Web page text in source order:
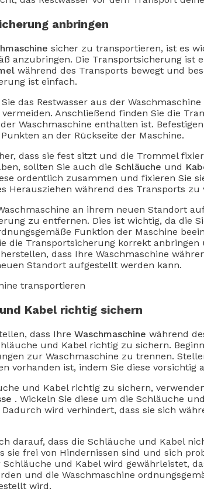
anbringen
sicher zu transportieren, ist es
anzubringen. Die Transportsicherung ist
während des Transports bewegt und
ist einfach.
das Restwasser aus der
Anschließend finden Sie die
Waschmaschine enthalten ist.
an der Rückseite der Maschine.
dass sie fest sitzt und die Trommel
sollten Sie auch die Schläuche und
ordentlich zusammen und fixieren Sie
Herausziehen während des Transports zu
an ihrem neuen Standort
zu entfernen. Dies ist wichtig, da die
Funktion der Maschine
die Transportsicherung korrekt
dass Ihre Waschmaschine
Standort aufgestellt werden kann.
Kabel richtig sichern
dass Ihre Waschmaschine während
und Kabel richtig zu sichern.
zur Waschmaschine zu trennen.
vorhanden ist, indem Sie diese vorsichtig
und Kabel richtig zu sichern,
. Wickeln Sie diese um die Schläuche
wird verhindert, dass sie sich
darauf, dass die Schläuche und Kabel
sie frei von Hindernissen sind und sich
Schläuche und Kabel wird gewährleistet,
und die Waschmaschine
wird.